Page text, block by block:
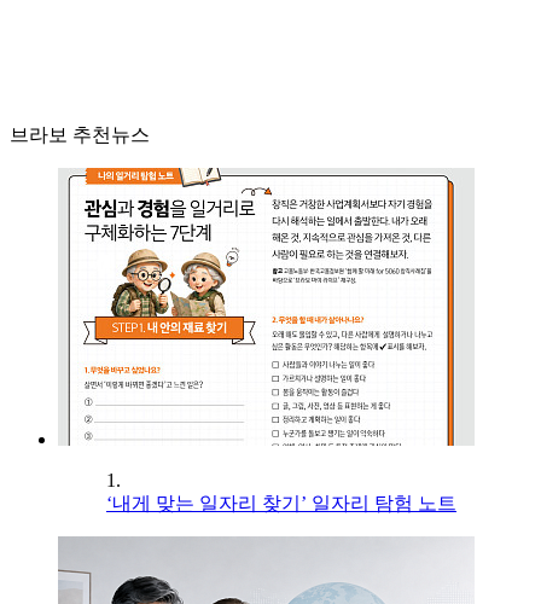
브라보 추천뉴스
1.
‘내게 맞는 일자리 찾기’ 일자리 탐험 노트